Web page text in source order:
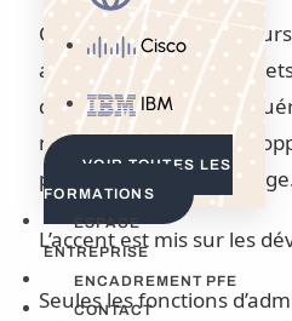
Cisco
IBM
VOIR TOUTES LES
FORMATIONS
ESPACE
ENTREPRISE
ENCADREMENT PFE
CONTACT
Cette formation de 4
administrateurs de
développeurs ETL
nécessaires pour
parallèles dans
L’accent est mis sur les
Seules les fonctions